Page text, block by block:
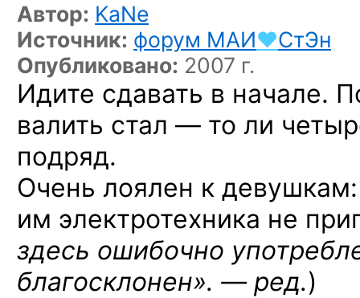
Автор: KaNe
Источник: форум МАИ♥СтЭн
Опубликовано: 2007 г.
Идите сдавать в начале.
валить стал — то ли
подряд.
Очень лоялен к девушкам:
им электротехника не
здесь ошибочно
благосклонен». — ред.)